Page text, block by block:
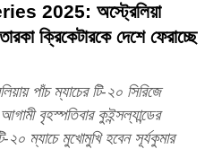
2025: অস্ট্রেলিয়া
ক্রিকেটারকে দেশে ফেরাচ্ছে
পাঁচ ম্যাচের টি-২০ সিরিজে
বৃহস্পতিবার কুইন্সল্যান্ডের
২০ ম্যাচে মুখোমুখি হবেন সূর্যকুমার